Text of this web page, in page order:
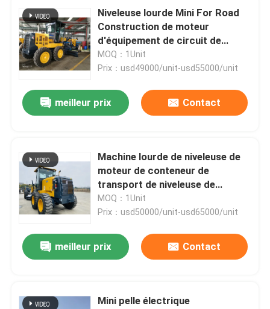
Niveleuse lourde Mini For Road
Construction de moteur
d'équipement de circuit de
freinage hydraulique
MOQ：1Unit
Prix：usd49000/unit-usd55000/unit
meilleur prix Contact
Machine lourde de niveleuse de
moteur de conteneur de
transport de niveleuse de
moteur de l'équipement 135HP
MOQ：1Unit
Prix：usd50000/unit-usd65000/unit
meilleur prix Contact
Mini pelle électrique